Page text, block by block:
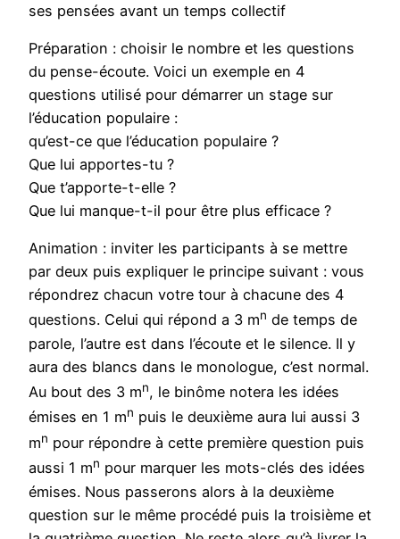
ses pensées avant un temps collectif
Préparation : choisir le nombre et les questions
du pense-écoute. Voici un exemple en 4
questions utilisé pour démarrer un stage sur
l’éducation populaire :
qu’est-ce que l’éducation populaire ?
Que lui apportes-tu ?
Que t’apporte-t-elle ?
Que lui manque-t-il pour être plus efficace ?
Animation : inviter les participants à se mettre
par deux puis expliquer le principe suivant : vous
répondrez chacun votre tour à chacune des 4
questions. Celui qui répond a 3 mn de temps de
parole, l’autre est dans l’écoute et le silence. Il y
aura des blancs dans le monologue, c’est normal.
Au bout des 3 mn, le binôme notera les idées
émises en 1 mn puis le deuxième aura lui aussi 3
mn pour répondre à cette première question puis
aussi 1 mn pour marquer les mots-clés des idées
émises. Nous passerons alors à la deuxième
question sur le même procédé puis la troisième et